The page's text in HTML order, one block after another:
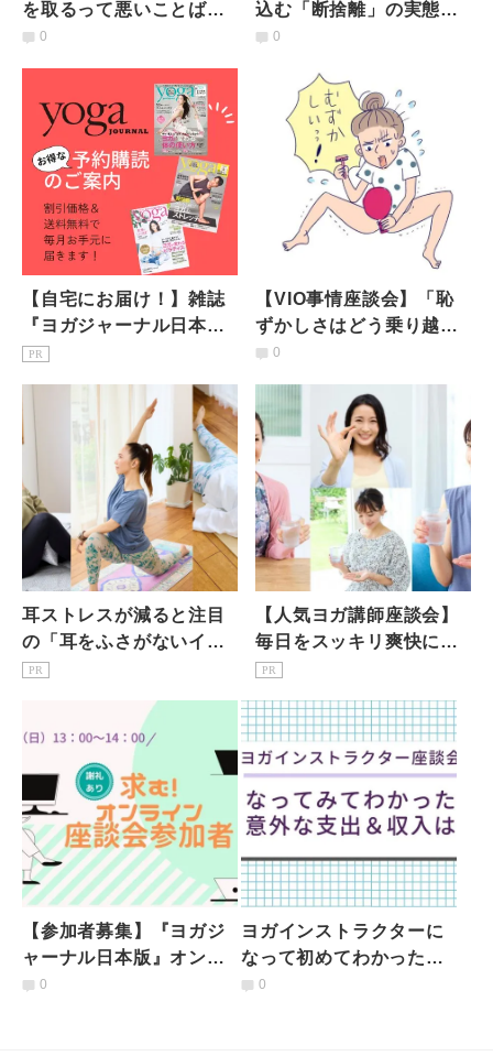
を取るって悪いことばか
りじゃない？20代との変
0
込む「断捨離」の実態…
捨ててよかったモノと捨
0
【自宅にお届け！】雑誌
『ヨガジャーナル日本
版』予約購読のご案内
PR
【VIO事情座談会】「恥
ずかしさはどう乗り越え
た？」「どこまで残
0
耳ストレスが減ると注目
の「耳をふさがないイヤ
ホン」、ヨガ講師が実際
PR
【人気ヨガ講師座談会】
毎日をスッキリ爽快に過
ごすための「野菜つぶ」
PR
【参加者募集】『ヨガジ
ャーナル日本版』オンラ
イン座談会
0
ヨガインストラクターに
なって初めてわかった意
外な支出＆収入とは｜ぶ
0